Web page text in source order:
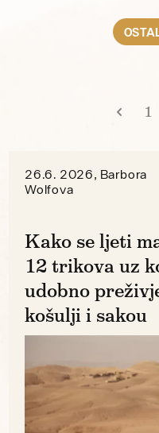
1
26.6. 2026, Barbora
Wolfova
Kako se ljeti
12 trikova uz
udobno
košulji i sakou